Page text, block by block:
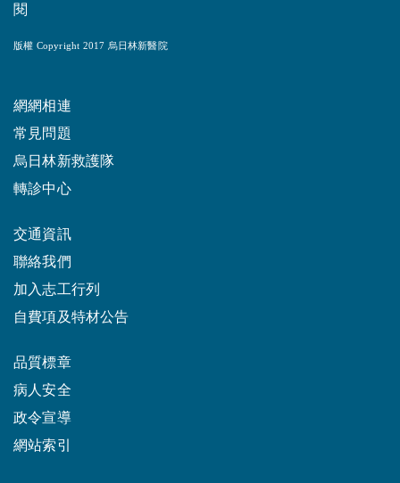
閱
版權 Copyright 2017 烏日林新醫院
網網相連
常見問題
烏日林新救護隊
轉診中心
交通資訊
聯絡我們
加入志工行列
自費項及特材公告
品質標章
病人安全
政令宣導
網站索引